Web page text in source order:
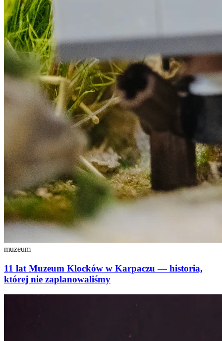
muzeum
11 lat Muzeum Klocków w Karpaczu — historia,
której nie zaplanowaliśmy